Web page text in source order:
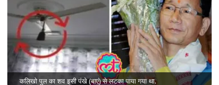
कलिखो पुल का शव इसी पंखे (बाएं) से लटका पाया गया था.